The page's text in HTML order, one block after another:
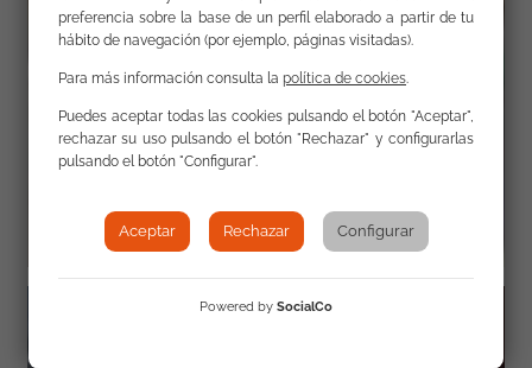
preferencia sobre la base de un perfil elaborado a partir de tu
hábito de navegación (por ejemplo, páginas visitadas).
Para más información consulta la política de cookies
Puedes aceptar todas las cookies pulsando el botón "Aceptar",
rechazar su uso pulsando el botón "Rechazar" y configurarlas
pulsando el botón "Configurar".
Aceptar Rechazar Configurar
Powered by SocialCo